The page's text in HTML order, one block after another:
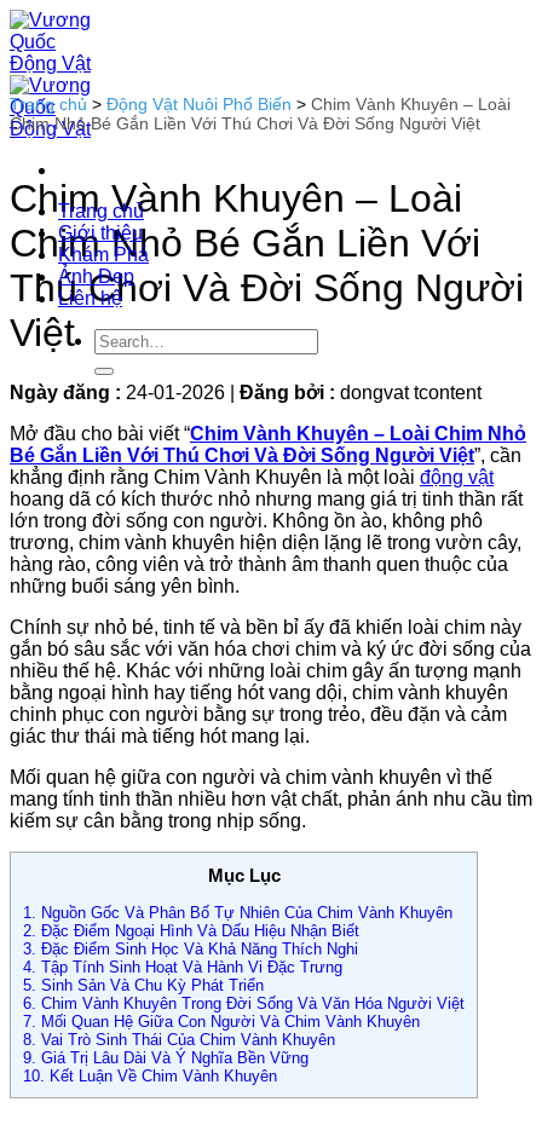
Bỏ
qua
nội
dung
Trang chủ
Giới thiệu
Khám Phá
Ảnh Đẹp
Liên hệ
Trang chủ > Động Vật Nuôi Phổ Biến > Chim Vành Khuyên – Loài
Chim Nhỏ Bé Gắn Liền Với Thú Chơi Và Đời Sống Người Việt
Chim Vành Khuyên – Loài
Chim Nhỏ Bé Gắn Liền Với
Thú Chơi Và Đời Sống Người
Việt
Ngày đăng : 24-01-2026 Đăng bởi : dongvat tcontent
Mở đầu cho bài viết “Chim Vành Khuyên – Loài Chim Nhỏ
Bé Gắn Liền Với Thú Chơi Và Đời Sống Người Việt”, cần
khẳng định rằng Chim Vành Khuyên là một loài động vật
hoang dã có kích thước nhỏ nhưng mang giá trị tinh thần rất
lớn trong đời sống con người. Không ồn ào, không phô
trương, chim vành khuyên hiện diện lặng lẽ trong vườn cây,
hàng rào, công viên và trở thành âm thanh quen thuộc của
những buổi sáng yên bình.
Chính sự nhỏ bé, tinh tế và bền bỉ ấy đã khiến loài chim này
gắn bó sâu sắc với văn hóa chơi chim và ký ức đời sống của
nhiều thế hệ. Khác với những loài chim gây ấn tượng mạnh
bằng ngoại hình hay tiếng hót vang dội, chim vành khuyên
chinh phục con người bằng sự trong trẻo, đều đặn và cảm
giác thư thái mà tiếng hót mang lại.
Mối quan hệ giữa con người và chim vành khuyên vì thế
mang tính tinh thần nhiều hơn vật chất, phản ánh nhu cầu tìm
kiếm sự cân bằng trong nhịp sống.
Mục Lục
1. Nguồn Gốc Và Phân Bố Tự Nhiên Của Chim Vành Khuyên
2. Đặc Điểm Ngoại Hình Và Dấu Hiệu Nhận Biết
3. Đặc Điểm Sinh Học Và Khả Năng Thích Nghi
4. Tập Tính Sinh Hoạt Và Hành Vi Đặc Trưng
5. Sinh Sản Và Chu Kỳ Phát Triển
6. Chim Vành Khuyên Trong Đời Sống Và Văn Hóa Người Việt
7. Mối Quan Hệ Giữa Con Người Và Chim Vành Khuyên
8. Vai Trò Sinh Thái Của Chim Vành Khuyên
9. Giá Trị Lâu Dài Và Ý Nghĩa Bền Vững
10. Kết Luận Về Chim Vành Khuyên